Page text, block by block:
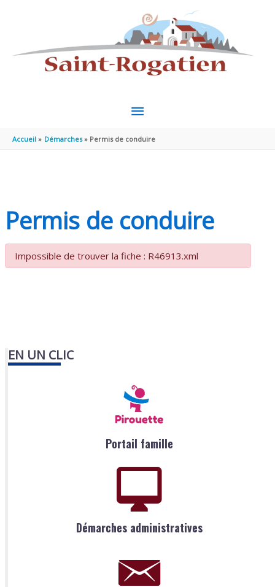
MENU
PRINCIPAL
Accueil Démarches Permis de conduire
Permis de conduire
Impossible de trouver la fiche : R46913.xml
EN UN CLIC
Portail famille
Démarches administratives